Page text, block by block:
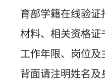
育部学籍在线验
材料、相关资格证
工作年限、岗位及
背面请注明姓名